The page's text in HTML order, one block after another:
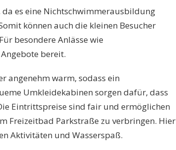
es eine Nichtschwimmerausbildung
können auch die kleinen Besucher
besondere Anlässe wie
bereit.
angenehm warm, sodass ein
Umkleidekabinen sorgen dafür, dass
Eintrittspreise sind fair und ermöglichen
Freizeitbad Parkstraße zu verbringen. Hier
Aktivitäten und Wasserspaß.